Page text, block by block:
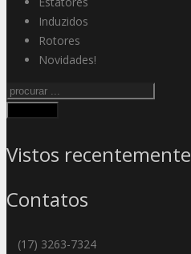
Induzidos
Rotores
Novidades!
Vistos recentemente
Contatos
(17) 3263-7324